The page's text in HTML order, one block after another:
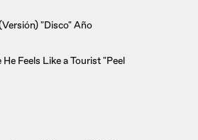
"Disco" Año
Feels Like a Tourist "Peel